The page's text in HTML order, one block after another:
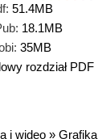
51.4MB
18.1MB
35MB
rozdział PDF
i wideo » Grafika